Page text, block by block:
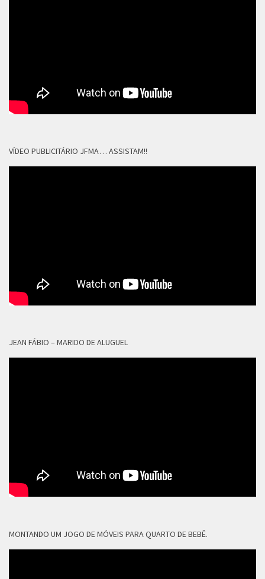
VÍDEO PUBLICITÁRIO JFMA… ASSISTAM!!
JEAN FÁBIO – MARIDO DE ALUGUEL
MONTANDO UM JOGO DE MÓVEIS PARA QUARTO DE BEBÊ.